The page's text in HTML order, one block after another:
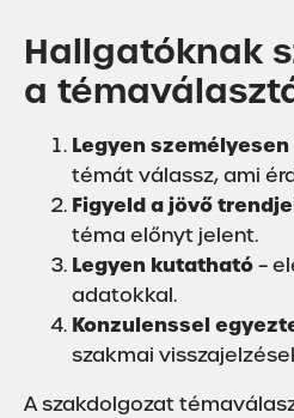
Hallgatóknak
a
Legyen
témát válassz, ami
Figyeld a jövő
téma előnyt jelent.
Legyen kutatható–
adatokkal.
Konzulenssel
szakmai
A szakdolgozat